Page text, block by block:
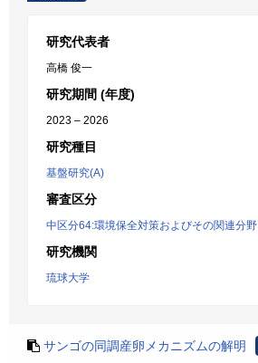
研究代表者
高橋 俊一
研究期間 (年度)
2023 – 2026
研究種目
基盤研究(A)
審査区分
中区分64:環境保全対策およびその関連分野
研究機関
琉球大学
サンゴの同調産卵メカニズムの解明